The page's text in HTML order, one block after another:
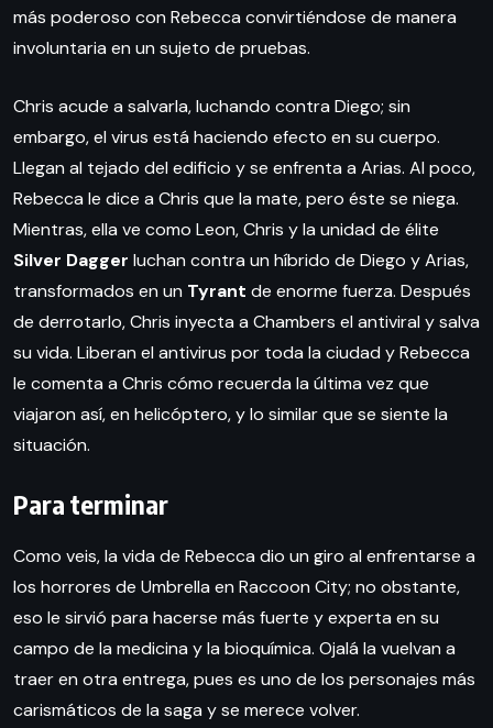
más poderoso con Rebecca convirtiéndose de manera
involuntaria en un sujeto de pruebas.
Chris acude a salvarla, luchando contra Diego; sin
embargo, el virus está haciendo efecto en su cuerpo.
Llegan al tejado del edificio y se enfrenta a Arias. Al poco,
Rebecca le dice a Chris que la mate, pero éste se niega.
Mientras, ella ve como Leon, Chris y la unidad de élite
Silver Dagger luchan contra un híbrido de Diego y Arias,
transformados en un Tyrant de enorme fuerza. Después
de derrotarlo, Chris inyecta a Chambers el antiviral y salva
su vida. Liberan el antivirus por toda la ciudad y Rebecca
le comenta a Chris cómo recuerda la última vez que
viajaron así, en helicóptero, y lo similar que se siente la
situación.
Para terminar
Como veis, la vida de Rebecca dio un giro al enfrentarse a
los horrores de Umbrella en Raccoon City; no obstante,
eso le sirvió para hacerse más fuerte y experta en su
campo de la medicina y la bioquímica. Ojalá la vuelvan a
traer en otra entrega, pues es uno de los personajes más
carismáticos de la saga y se merece volver.